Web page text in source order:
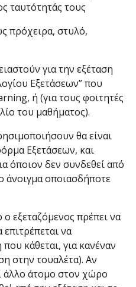
ταυτότητάς τους
πρόχειρα, στυλό,
για την εξέταση
Εξετάσεων” που
ή (για τους φοιτητές
του μαθήματος).
θα είναι
Εξετάσεων, και
όποιον δεν συνδεθεί από
άνοιγμα οποιασδήποτε
εξεταζόμενος πρέπει να
να
κάθεται, για κανέναν
στην τουαλέτα). Αν
άλλο άτομο στον χώρο